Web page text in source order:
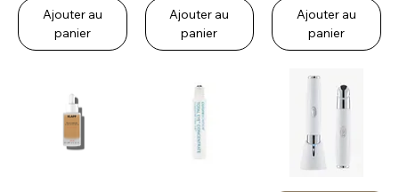
Ajouter au
panier
Ajouter au
panier
Ajouter au
panier